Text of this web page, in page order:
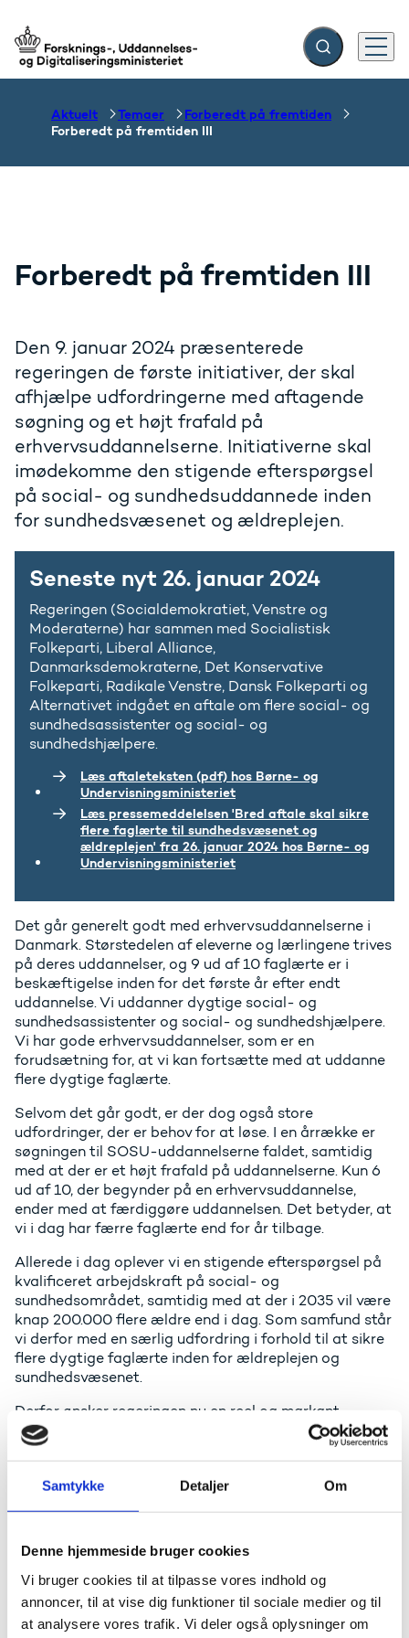
Samtykke Detaljer Om
Denne hjemmeside bruger cookies
Vi bruger cookies til at tilpasse vores indhold og
annoncer, til at vise dig funktioner til sociale medier og til
at analysere vores trafik. Vi deler også oplysninger om
Gå til forsiden Fold søgefelt ud
Menu
Aktuelt Temaer
Forberedt på fremtiden
Forberedt på fremtiden III
Forberedt på fremtiden III
Den 9. januar 2024 præsenterede
regeringen de første initiativer, der skal
afhjælpe udfordringerne med aftagende
søgning og et højt frafald på
erhvervsuddannelserne. Initiativerne skal
imødekomme den stigende efterspørgsel
på social- og sundhedsuddannede inden
for sundhedsvæsenet og ældreplejen.
Seneste nyt 26. januar 2024
Regeringen (Socialdemokratiet, Venstre og
Moderaterne) har sammen med Socialistisk
Folkeparti, Liberal Alliance,
Danmarksdemokraterne, Det Konservative
Folkeparti, Radikale Venstre, Dansk Folkeparti og
Alternativet indgået en aftale om flere social- og
sundhedsassistenter og social- og
sundhedshjælpere.
Læs aftaleteksten (pdf) hos Børne- og
Undervisningsministeriet
Læs pressemeddelelsen 'Bred aftale skal sikre
flere faglærte til sundhedsvæsenet og
ældreplejen' fra 26. januar 2024 hos Børne- og
Undervisningsministeriet
Det går generelt godt med erhvervsuddannelserne i
Danmark. Størstedelen af eleverne og lærlingene trives
på deres uddannelser, og 9 ud af 10 faglærte er i
beskæftigelse inden for det første år efter endt
uddannelse. Vi uddanner dygtige social- og
sundhedsassistenter og social- og sundhedshjælpere.
Vi har gode erhvervsuddannelser, som er en
forudsætning for, at vi kan fortsætte med at uddanne
flere dygtige faglærte.
Selvom det går godt, er der dog også store
udfordringer, der er behov for at løse. I en årrække er
søgningen til SOSU-uddannelserne faldet, samtidig
med at der er et højt frafald på uddannelserne. Kun 6
ud af 10, der begynder på en erhvervsuddannelse,
ender med at færdiggøre uddannelsen. Det betyder, at
vi i dag har færre faglærte end for år tilbage.
Allerede i dag oplever vi en stigende efterspørgsel på
kvalificeret arbejdskraft på social- og
sundhedsområdet, samtidig med at der i 2035 vil være
knap 200.000 flere ældre end i dag. Som samfund står
vi derfor med en særlig udfordring i forhold til at sikre
flere dygtige faglærte inden for ældreplejen og
sundhedsvæsenet.
Derfor ønsker regeringen nu en reel og markant
styrkelse af kvaliteten på SOSU-uddannelserne.
Regeringen foreslår et permanent taxameterløft, der
igangsætte nye indsatser, der bedst styrker
rekrutteringen og kvaliteten lokalt på skolerne.
uddannelse og barriererne, der potentielt stopper
ansøgere fra at starte på en SOSU-uddannelse, skal
fjernes. Derfor foreslår regeringen at indføre løn for
elever over 25 år på social- og